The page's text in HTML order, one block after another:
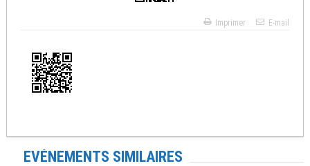
Imprimer E-mail
EVÉNEMENTS SIMILAIRES